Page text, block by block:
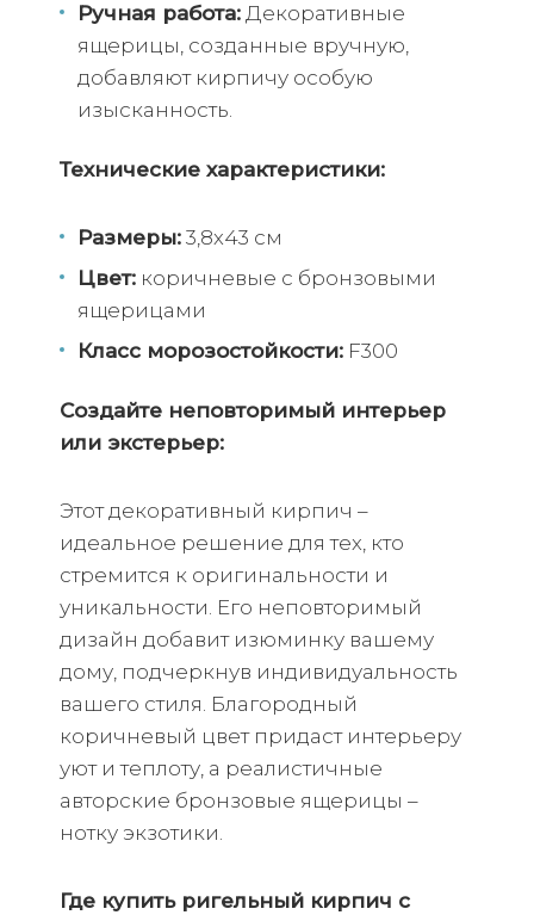
Ручная работа: Декоративные
ящерицы, созданные вручную,
добавляют кирпичу особую
изысканность.
Технические характеристики:
Размеры: 3,8х43 см
Цвет: коричневые с бронзовыми
ящерицами
Класс морозостойкости: F300
Создайте неповторимый интерьер
или экстерьер:
Этот декоративный кирпич –
идеальное решение для тех, кто
стремится к оригинальности и
уникальности. Его неповторимый
дизайн добавит изюминку вашему
дому, подчеркнув индивидуальность
вашего стиля. Благородный
коричневый цвет придаст интерьеру
уют и теплоту, а реалистичные
авторские бронзовые ящерицы –
нотку экзотики.
Где купить ригельный кирпич с